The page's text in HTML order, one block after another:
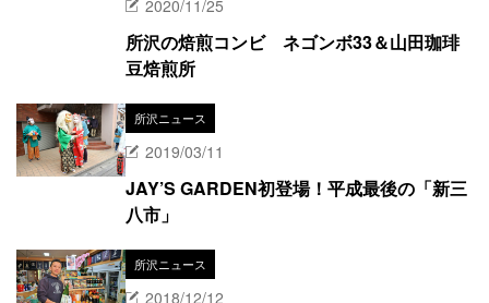
2020/11/25
所沢の焙煎コンビ ネゴンボ33＆山田珈琲
豆焙煎所
所沢ニュース
2019/03/11
JAY’S GARDEN初登場！平成最後の「新三
八市」
所沢ニュース
2018/12/12